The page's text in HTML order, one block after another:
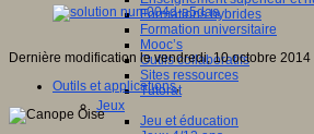
Formations hybrides
Formation universitaire
Mooc’s
Outils collaboratifs
Sites ressources
Tutorat
Jeux
Jeu et éducation
Dernière modification le vendredi, 10 octobre 2014
Outils et applications,